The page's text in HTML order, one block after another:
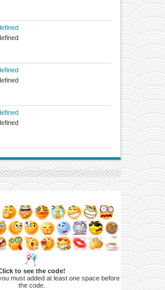
to see the code!
must added at least one space before
the code.